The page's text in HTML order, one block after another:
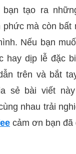
bạn tạo ra
phức mà còn
Nếu bạn
hay dịp lễ đặc
trên và bắt
sẻ bài viết
nhau trải
cảm ơn bạn đã